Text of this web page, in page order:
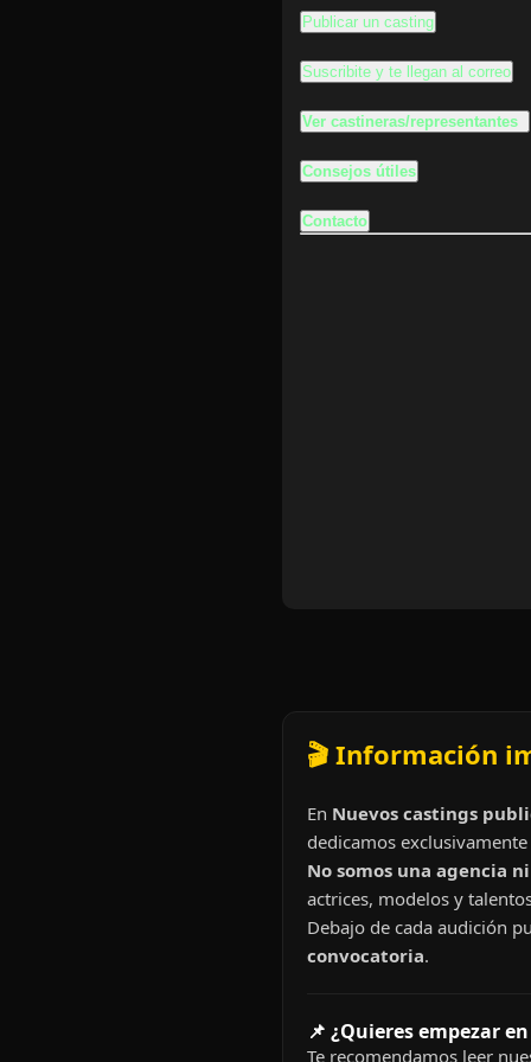
Publicar un casting
Suscribite y te llegan al correo
Ver castineras/representantes
Consejos útiles
Contacto
🎬 Información
En Nuevos castings
dedicamos exclusivamente
No somos una agencia
actrices, modelos y
Debajo de cada audición
convocatoria.
📌 ¿Quieres empezar
Te recomendamos leer